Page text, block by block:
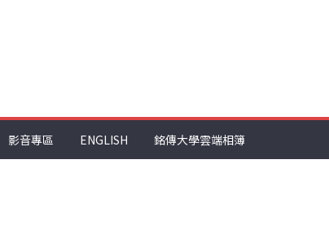
影音專區 ENGLISH 銘傳大學雲端相簿